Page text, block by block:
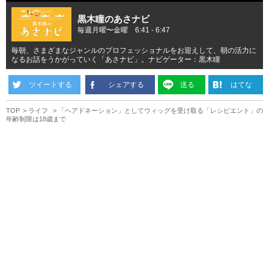
黒木瞳のあさナビ
毎週月曜〜金曜 6:41 - 6:47
毎朝、さまざまなジャンルのプロフェッショナルをお迎えして、朝の活力に
なるお話をうかがっていく「あさナビ」。ナビゲーター：黒木瞳
ツイートする シェアする 送る はてな
TOP ライフ
「ヘアドネーション」としてウィッグを受け取る「レシピエント」の
年齢制限は18歳まで